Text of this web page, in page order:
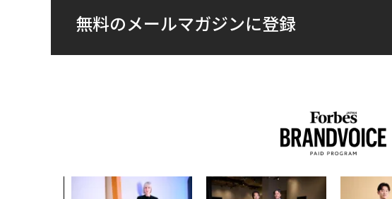
無料のメールマガジンに登録